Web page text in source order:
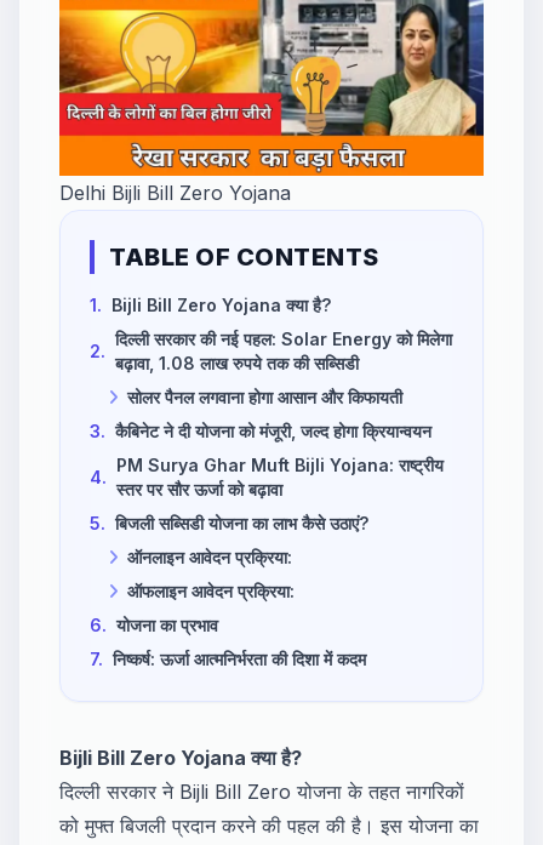
Delhi Bijli Bill Zero Yojana
TABLE OF CONTENTS
1. Bijli Bill Zero Yojana क्या है?
2.
दिल्ली सरकार की नई पहल: Solar Energy को मिलेगा
बढ़ावा, 1.08 लाख रुपये तक की सब्सिडी
सोलर पैनल लगवाना होगा आसान और किफायती
3. कैबिनेट ने दी योजना को मंजूरी, जल्द होगा क्रियान्वयन
4.
PM Surya Ghar Muft Bijli Yojana: राष्ट्रीय
स्तर पर सौर ऊर्जा को बढ़ावा
5. बिजली सब्सिडी योजना का लाभ कैसे उठाएं?
ऑनलाइन आवेदन प्रक्रिया:
ऑफलाइन आवेदन प्रक्रिया:
6. योजना का प्रभाव
7. निष्कर्ष: ऊर्जा आत्मनिर्भरता की दिशा में कदम
Bijli Bill Zero Yojana क्या है?
दिल्ली सरकार ने Bijli Bill Zero योजना के तहत नागरिकों
को मुफ्त बिजली प्रदान करने की पहल की है। इस योजना का